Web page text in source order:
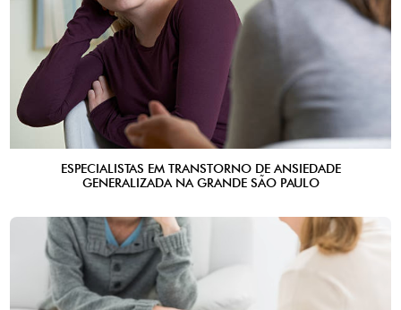
ESPECIALISTAS EM TRANSTORNO DE ANSIEDADE
GENERALIZADA NA GRANDE SÃO PAULO